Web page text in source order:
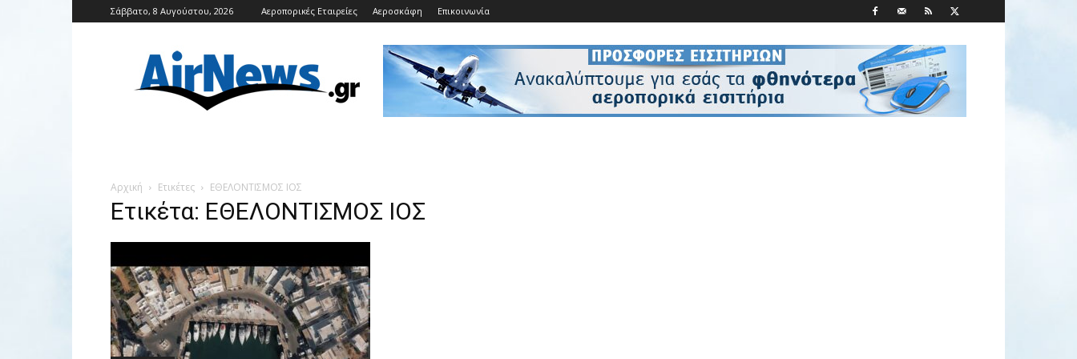
Σάββατο, 8 Αυγούστου, 2026 Αεροπορικές Εταιρείες Αεροσκάφη Επικοινωνία
Αρχική Ετικέτες ΕΘΕΛΟΝΤΙΣΜΟΣ ΙΟΣ
Ετικέτα: ΕΘΕΛΟΝΤΙΣΜΟΣ ΙΟΣ